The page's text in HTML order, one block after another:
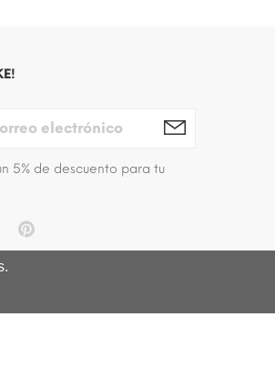
5% de descuento para tu